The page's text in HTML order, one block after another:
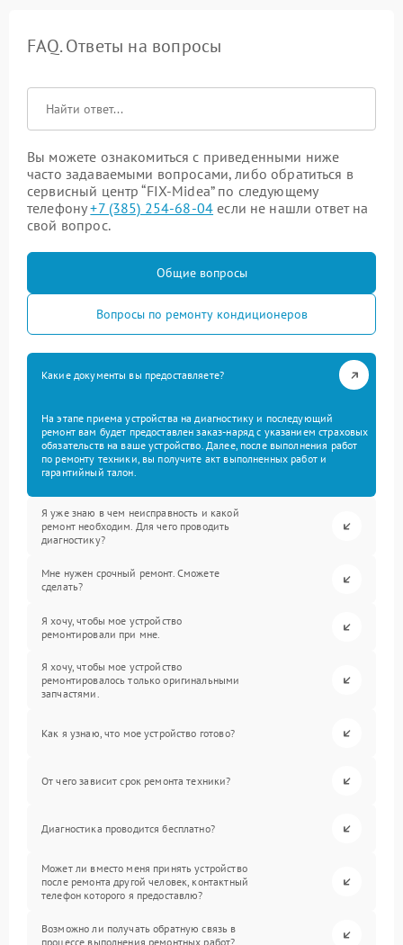
FAQ. Ответы на вопросы
Вы можете ознакомиться с приведенными ниже
часто задаваемыми вопросами, либо обратиться в
сервисный центр “FIX-Midea” по следующему
телефону+7 (385) 254-68-04 если не нашли ответ на
свой вопрос.
Общие вопросы
Вопросы по ремонту кондиционеров
Какие документы вы предоставляете?
На этапе приема устройства на диагностику и последующий
ремонт вам будет предоставлен заказ-наряд с указанием страховых
обязательств на ваше устройство. Далее, после выполнения работ
по ремонту техники, вы получите акт выполненных работ и
гарантийный талон.
Я уже знаю в чем неисправность и какой
ремонт необходим. Для чего проводить
диагностику?
Мне нужен срочный ремонт. Сможете
сделать?
Я хочу, чтобы мое устройство
ремонтировали при мне.
Я хочу, чтобы мое устройство
ремонтировалось только оригинальными
запчастями.
Как я узнаю, что мое устройство готово?
От чего зависит срок ремонта техники?
Диагностика проводится бесплатно?
Может ли вместо меня принять устройство
после ремонта другой человек, контактный
телефон которого я предоставлю?
Возможно ли получать обратную связь в
процессе выполнения ремонтных работ?